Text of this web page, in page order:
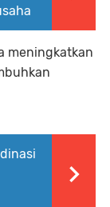
meningkatkan